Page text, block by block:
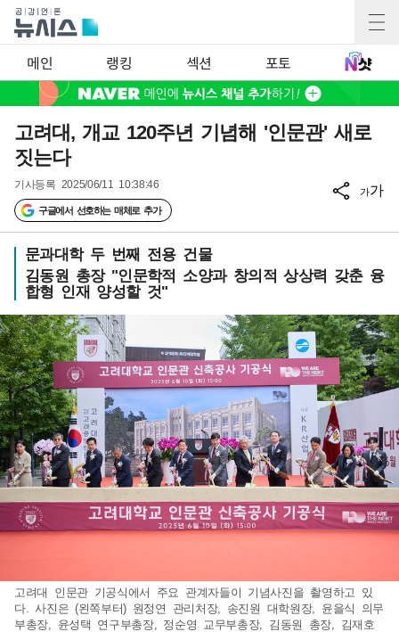
메인 랭킹 섹션 포토
고려대, 개교 120주년 기념해 '인문관' 새로
짓는다
기사등록 2025/06/11 10:38:46
구글에서 선호하는 매체로 추가
가가
문과대학 두 번째 전용 건물
김동원 총장 "인문학적 소양과 창의적 상상력 갖춘 융
합형 인재 양성할 것"
고려대 인문관 기공식에서 주요 관계자들이 기념사진을 촬영하고 있
다. 사진은 (왼쪽부터) 원정연 관리처장, 송진원 대학원장, 윤을식 의무
부총장, 윤성택 연구부총장, 정순영 교무부총장, 김동원 총장, 김재호